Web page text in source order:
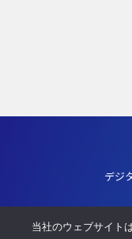
デジ
販売
当社のウェブサイト